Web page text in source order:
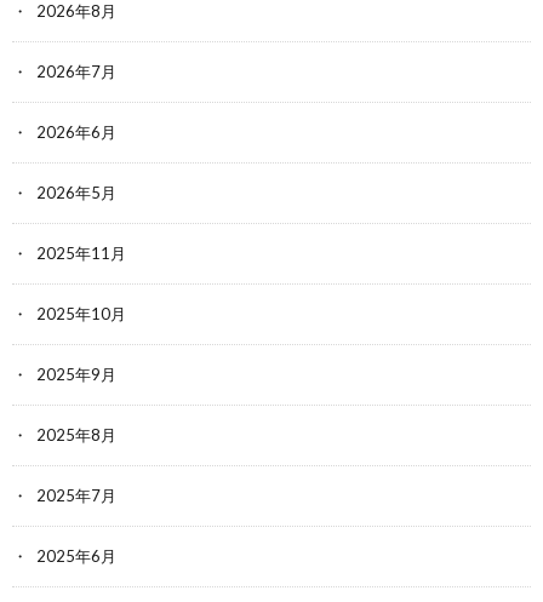
2026年8月
2026年7月
2026年6月
2026年5月
2025年11月
2025年10月
2025年9月
2025年8月
2025年7月
2025年6月